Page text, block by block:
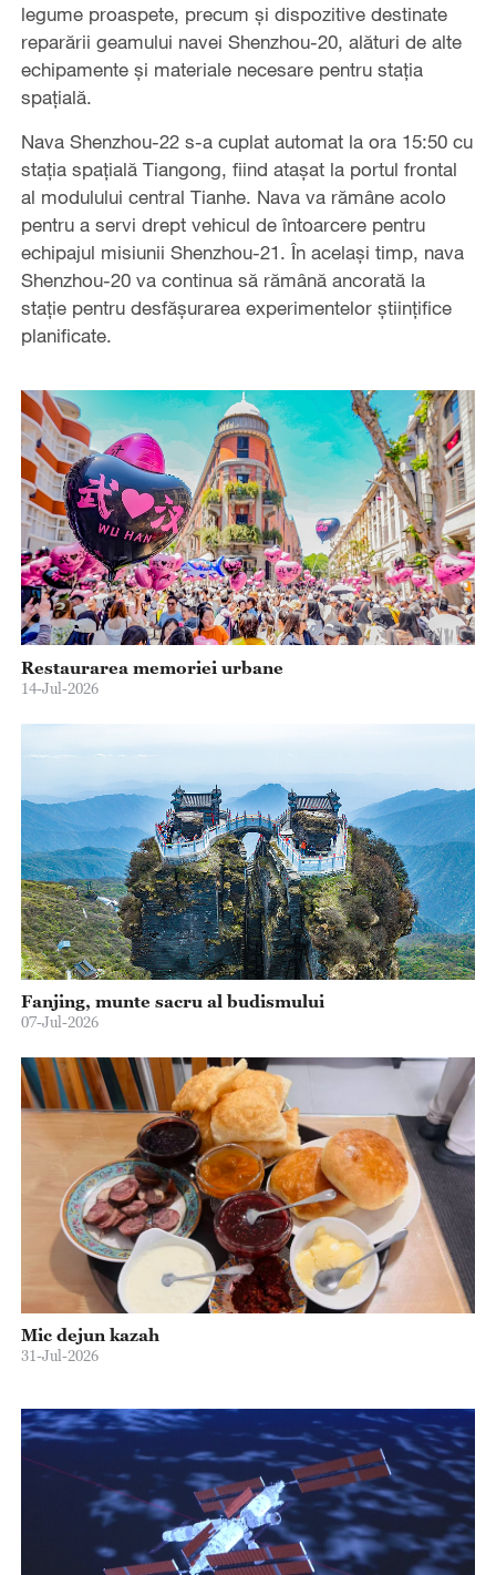
legume proaspete, precum și dispozitive destinate
reparării geamului navei Shenzhou-20, alături de alte
echipamente și materiale necesare pentru stația
spațială.
Nava Shenzhou-22 s-a cuplat automat la ora 15:50 cu
stația spațială Tiangong, fiind atașat la portul frontal
al modulului central Tianhe. Nava va rămâne acolo
pentru a servi drept vehicul de întoarcere pentru
echipajul misiunii Shenzhou-21. În același timp, nava
Shenzhou-20 va continua să rămână ancorată la
stație pentru desfășurarea experimentelor științifice
planificate.
Restaurarea memoriei urbane
14-Jul-2026
Fanjing, munte sacru al budismului
07-Jul-2026
Mic dejun kazah
31-Jul-2026